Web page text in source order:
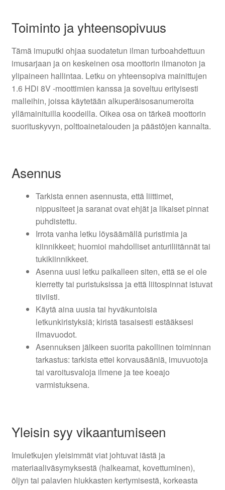
Toiminto ja yhteensopivuus
Tämä imuputki ohjaa suodatetun ilman turboahdettuun
imusarjaan ja on keskeinen osa moottorin ilmanoton ja
ylipaineen hallintaa. Letku on yhteensopiva mainittujen
1.6 HDi 8V -moottimien kanssa ja soveltuu erityisesti
malleihin, joissa käytetään alkuperäisosanumeroita
yllämainituilla koodeilla. Oikea osa on tärkeä moottorin
suorituskyvyn, polttoainetalouden ja päästöjen kannalta.
Asennus
Tarkista ennen asennusta, että liittimet,
nippusiteet ja saranat ovat ehjät ja likaiset pinnat
puhdistettu.
Irrota vanha letku löysäämällä puristimia ja
kiinnikkeet; huomioi mahdolliset anturiliitännät tai
tukikiinnikkeet.
Asenna uusi letku paikalleen siten, että se ei ole
kierretty tai puristuksissa ja että liitospinnat istuvat
tiiviisti.
Käytä aina uusia tai hyväkuntoisia
letkunkiristyksiä; kiristä tasaisesti estääksesi
ilmavuodot.
Asennuksen jälkeen suorita pakollinen toiminnan
tarkastus: tarkista ettei korvausääniä, imuvuotoja
tai varoitusvaloja ilmene ja tee koeajo
varmistuksena.
Yleisin syy vikaantumiseen
Imuletkujen yleisimmät viat johtuvat iästä ja
materiaaliväsymyksestä (halkeamat, kovettuminen),
öljyn tai palavien hiukkasten kertymisestä, korkeasta